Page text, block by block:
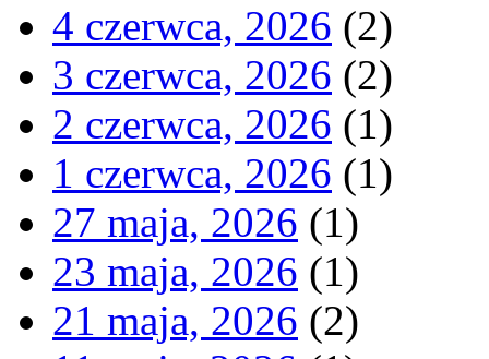
4 czerwca, 2026 (2)
3 czerwca, 2026 (2)
2 czerwca, 2026 (1)
1 czerwca, 2026 (1)
27 maja, 2026 (1)
23 maja, 2026 (1)
21 maja, 2026 (2)